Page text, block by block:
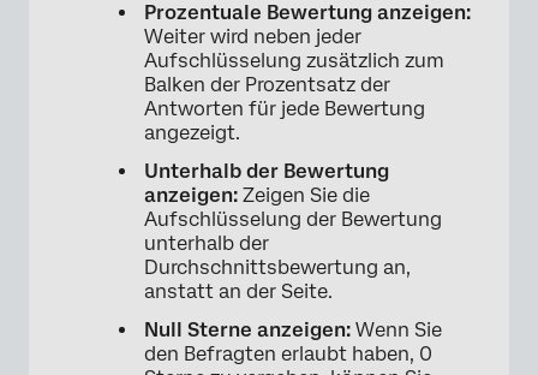
Prozentuale Bewertung anzeigen:
Weiter wird neben jeder
Aufschlüsselung zusätzlich zum
Balken der Prozentsatz der
Antworten für jede Bewertung
angezeigt.
Unterhalb der Bewertung
anzeigen: Zeigen Sie die
Aufschlüsselung der Bewertung
unterhalb der
Durchschnittsbewertung an,
anstatt an der Seite.
Null Sterne anzeigen: Wenn Sie
den Befragten erlaubt haben, 0